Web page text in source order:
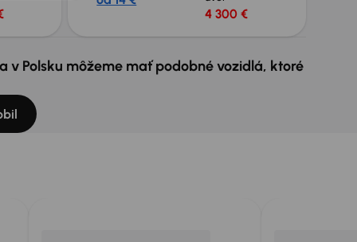
4 300 €
v Polsku môžeme mať podobné vozidlá, ktoré